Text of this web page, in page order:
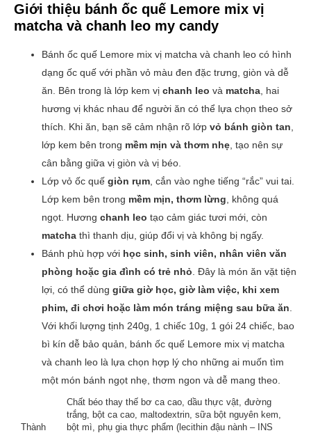
Giới thiệu bánh ốc quế Lemore mix vị
matcha và chanh leo my candy
Bánh ốc quế Lemore mix vị matcha và chanh leo có hình
dạng ốc quế với phần vỏ màu đen đặc trưng, giòn và dễ
ăn. Bên trong là lớp kem vị chanh leo và matcha , hai
hương vị khác nhau để người ăn có thể lựa chọn theo sở
thích. Khi ăn, bạn sẽ cảm nhận rõ lớp vỏ bánh giòn tan
lớp kem bên trong mềm mịn và thơm nhẹ , tạo nên sự
cân bằng giữa vị giòn và vị béo.
Lớp vỏ ốc quế giòn rụm , cắn vào nghe tiếng “rắc” vui tai.
Lớp kem bên trong mềm mịn, thơm lừng , không quá
ngọt. Hương chanh leo tạo cảm giác tươi mới, còn
matcha thì thanh dịu, giúp đổi vị và không bị ngấy.
Bánh phù hợp với học sinh, sinh viên, nhân viên văn
phòng hoặc gia đình có trẻ nhỏ . Đây là món ăn vặt tiện
lợi, có thể dùng giữa giờ học, giờ làm việc, khi xem
phim, đi chơi hoặc làm món tráng miệng sau bữa ăn
Với khối lượng tịnh 240g, 1 chiếc 10g, 1 gói 24 chiếc, bao
bì kín dễ bảo quản, bánh ốc quế Lemore mix vị matcha
và chanh leo là lựa chọn hợp lý cho những ai muốn tìm
một món bánh ngọt nhẹ, thơm ngon và dễ mang theo.
Thành
Chất béo thay thế bơ ca cao, dầu thực vật, đường
trắng, bột ca cao, maltodextrin, sữa bột nguyên kem,
bột mì, phụ gia thực phẩm (lecithin đậu nành – INS